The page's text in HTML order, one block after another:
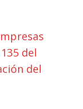
del
del